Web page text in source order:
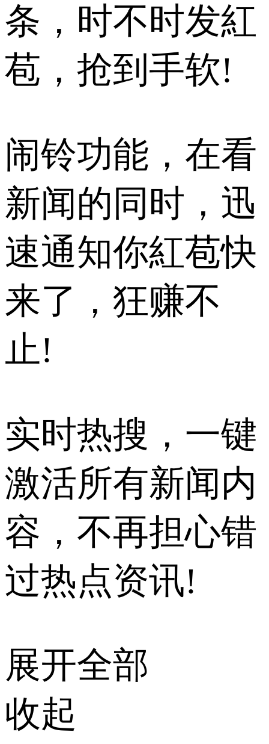
条，时不时发紅
苞，抢到手软!
闹铃功能，在看
新闻的同时，迅
速通知你紅苞快
来了，狂赚不
止!
实时热搜，一键
激活所有新闻内
容，不再担心错
过热点资讯!
展开全部
收起